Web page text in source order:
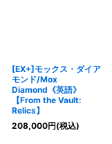
[EX+]モックス・ダイア
モンド/Mox
Diamond《英語》
【From the Vault:
Relics】
208,000円(税込)